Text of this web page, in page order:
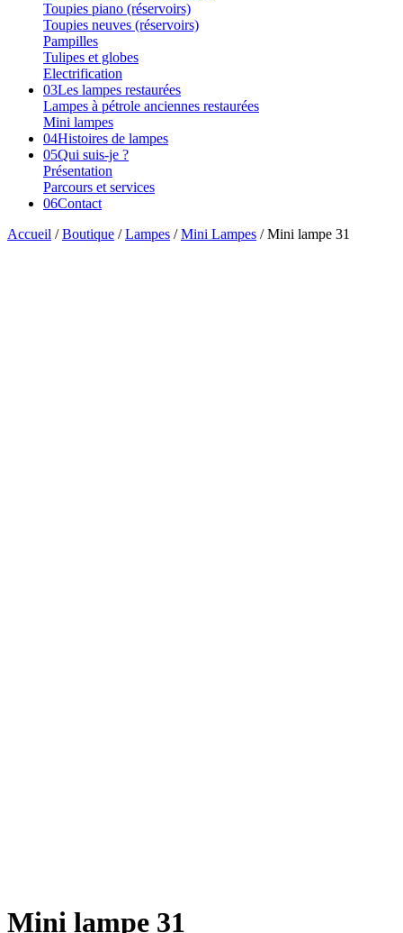
Toupies piano (réservoirs)
Toupies neuves (réservoirs)
Pampilles
Tulipes et globes
Electrification
03Les lampes restaurées
Lampes à pétrole anciennes restaurées
Mini lampes
04Histoires de lampes
05Qui suis-je ?
Présentation
Parcours et services
06Contact
Accueil /Boutique /Lampes /Mini Lampes / Mini lampe 31
Mini lampe 31